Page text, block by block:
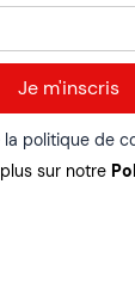
politique de
sur notre